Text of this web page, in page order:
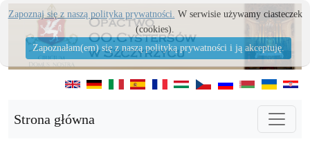
Strona główna
Zapoznaj się z naszą polityka prywatności. W serwisie używamy ciasteczek
(cookies).
Zapoznałam(em) się z naszą polityką prywatności i ją akceptuję.